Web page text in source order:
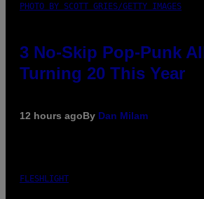
PHOTO BY SCOTT GRIES/GETTY IMAGES
3 No-Skip Pop-Punk
Turning 20 This Year
12 hours agoBy Dan Milam
FLESHLIGHT